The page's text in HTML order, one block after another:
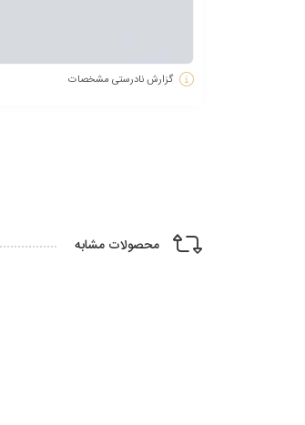
گزارش نادرستی مشخصات
محصولات مشابه